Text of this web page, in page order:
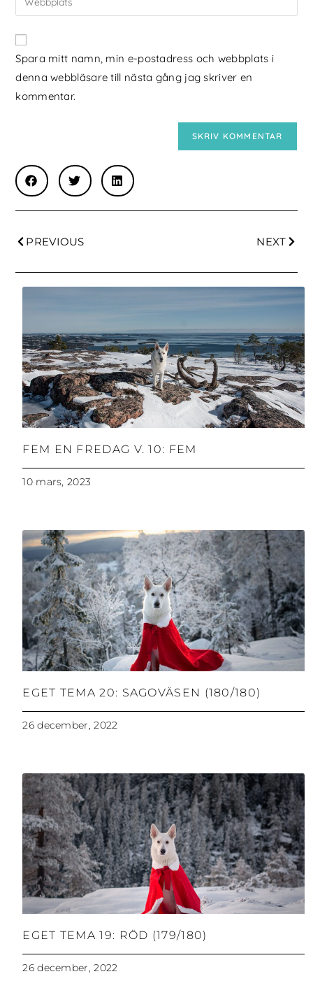
Spara mitt namn, min e-postadress och webbplats i
denna webbläsare till nästa gång jag skriver en
kommentar.
PREVIOUS NEXT
FEM EN FREDAG V. 10: FEM
10 mars, 2023
EGET TEMA 20: SAGOVÄSEN (180/180)
26 december, 2022
EGET TEMA 19: RÖD (179/180)
26 december, 2022